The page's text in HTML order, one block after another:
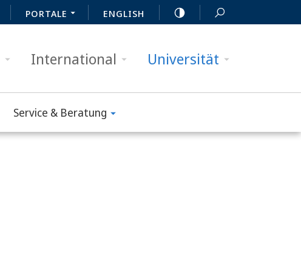
PORTALE ENGLISH
International Universität
Service & Beratung